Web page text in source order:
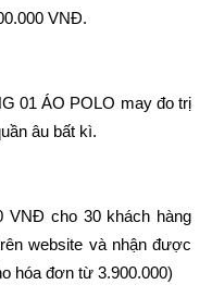
VNĐ.
01 ÁO POLO may đo trị
âu bất kì.
VNĐ cho 30 khách hàng
website và nhận được
hóa đơn từ 3.900.000)